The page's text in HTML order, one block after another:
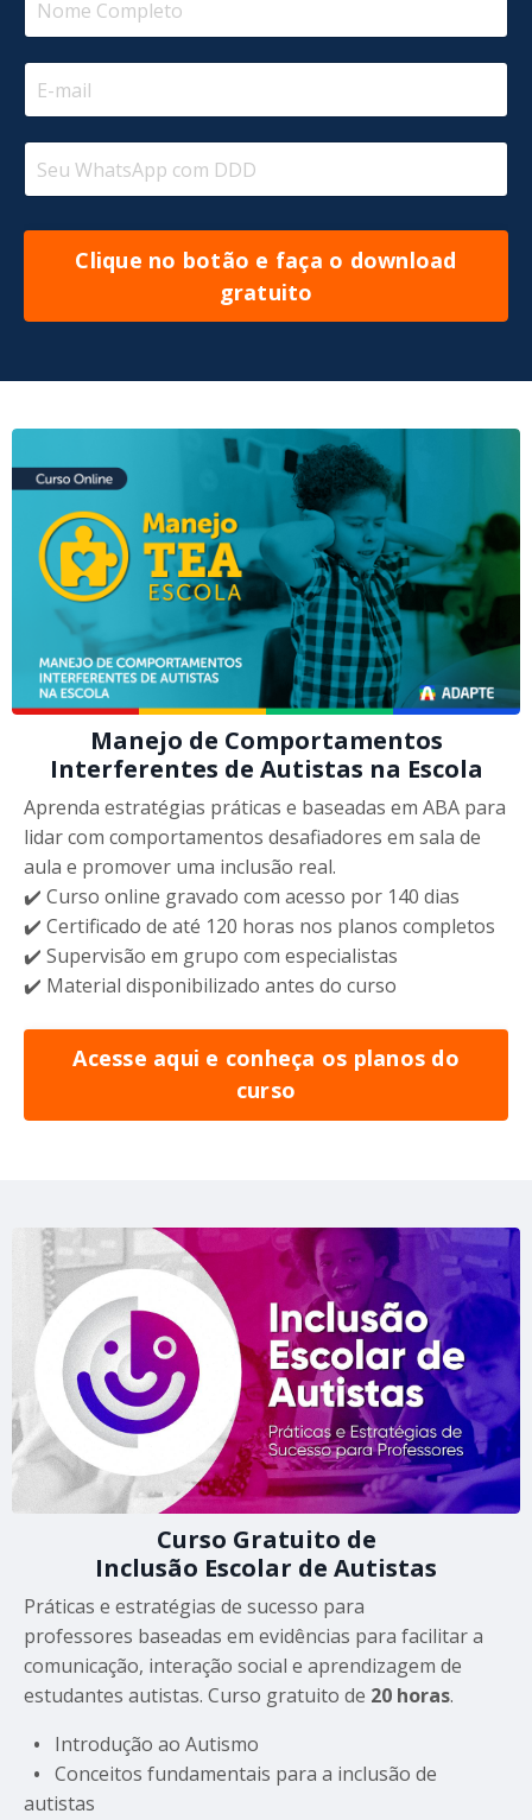
Clique no botão e faça o download
gratuito
Manejo de Comportamentos
Interferentes de Autistas na Escola
Aprenda estratégias práticas e baseadas em ABA para
lidar com comportamentos desafiadores em sala de
aula e promover uma inclusão real.
✔️ Curso online gravado com acesso por 140 dias
✔️ Certificado de até 120 horas nos planos completos
✔️ Supervisão em grupo com especialistas
✔️ Material disponibilizado antes do curso
Acesse aqui e conheça os planos do
curso
Curso Gratuito de
Inclusão Escolar de Autistas
Práticas e estratégias de sucesso para
professores baseadas em evidências para facilitar a
comunicação, interação social e aprendizagem de
estudantes autistas. Curso gratuito de 20 horas.
•
Introdução ao Autismo
• Conceitos fundamentais para a inclusão de
autistas